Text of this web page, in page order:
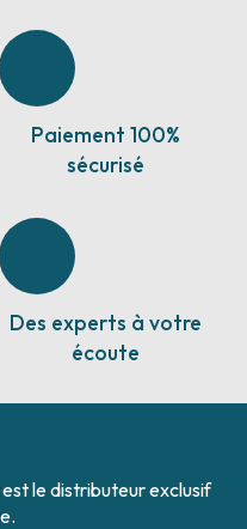
Paiement 100%
sécurisé
Des experts à votre
écoute
le distributeur exclusif